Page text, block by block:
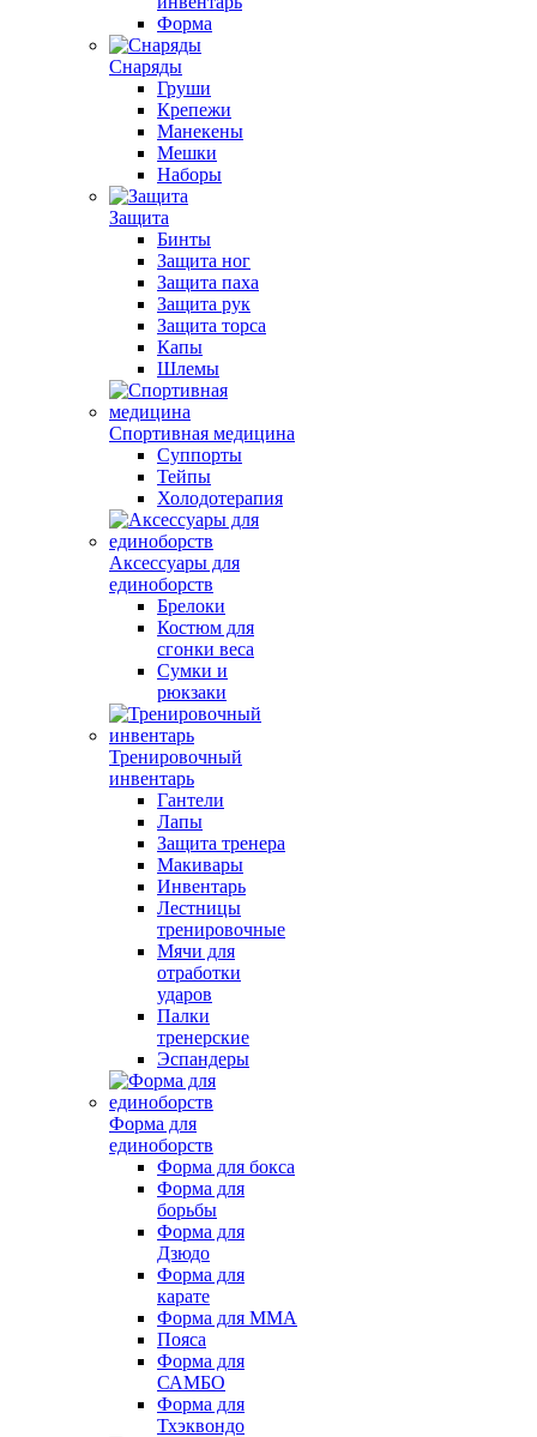
Форма
Снаряды
Груши
Крепежи
Манекены
Мешки
Наборы
Защита
Бинты
Защита ног
Защита паха
Защита рук
Защита торса
Капы
Шлемы
Спортивная медицина
Суппорты
Тейпы
Холодотерапия
Аксессуары для
единоборств
Брелоки
Костюм для
сгонки веса
Сумки и
рюкзаки
Тренировочный
инвентарь
Гантели
Лапы
Защита тренера
Макивары
Инвентарь
Лестницы
тренировочные
Мячи для
отработки
ударов
Палки
тренерские
Эспандеры
Форма для
единоборств
Форма для бокса
Форма для
борьбы
Форма для
Дзюдо
Форма для
карате
Форма для MMA
Пояса
Форма для
САМБО
Форма для
Тхэквондо